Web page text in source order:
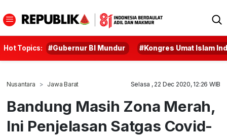
Hot Topics: #Gubernur BI Mundur #Kongres Umat Islam
Nusantara Jawa Barat Selasa , 22 Dec 2020, 12:26 WIB
Bandung Masih Zona Merah,
Ini Penjelasan Satgas Covid-